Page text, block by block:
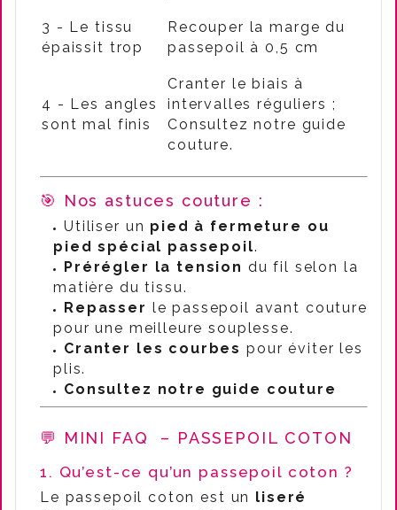
3 - Le tissu
épaissit trop
Recouper la marge du
passepoil à 0,5 cm
4 - Les angles
sont mal finis
Cranter le biais à
intervalles réguliers ;
Consultez notre guide
couture.
🎯 Nos astuces couture :
Utiliser un pied à fermeture ou
pied spécial passepoil.
Prérégler la tension du fil selon la
matière du tissu.
Repasser le passepoil avant couture
pour une meilleure souplesse.
Cranter les courbes pour éviter les
plis.
Consultez notre guide couture
💬 MINI FAQ – PASSEPOIL COTON
1. Qu’est-ce qu’un passepoil coton ?
Le passepoil coton est un liseré